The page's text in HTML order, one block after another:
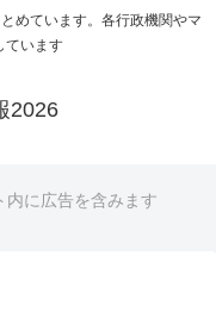
めています。各行政機関やマ
ています
2026
内に広告を含みます